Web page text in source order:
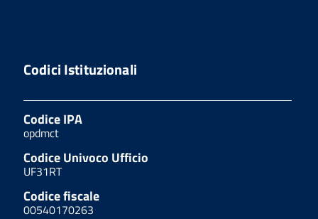
Codici Istituzionali
Codice IPA
opdmct
Codice Univoco Ufficio
UF31RT
Codice fiscale
00540170263